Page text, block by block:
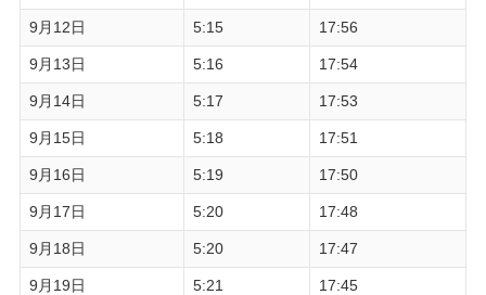
9月12日 5:15 17:56
9月13日 5:16 17:54
9月14日 5:17 17:53
9月15日 5:18 17:51
9月16日 5:19 17:50
9月17日 5:20 17:48
9月18日 5:20 17:47
9月19日 5:21 17:45